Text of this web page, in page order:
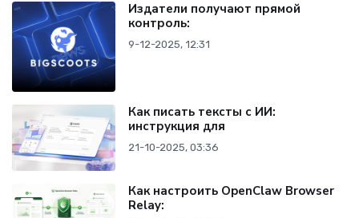
Издатели получают прямой
контроль:
9-12-2025, 12:31
Как писать тексты с ИИ:
инструкция для
21-10-2025, 03:36
Как настроить OpenClaw Browser
Relay: